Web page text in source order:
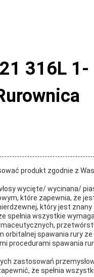
316L
produkt zgodnie z
wycięte/ wycinana/
które zapewnia, że
który jest
spełnia wszystkie
spawania rury
procedurami spawania
zastosowań
że spełnia